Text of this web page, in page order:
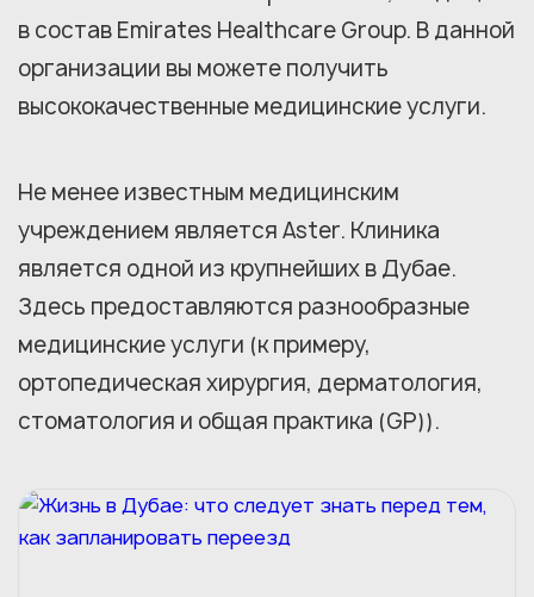
в состав Emirates Healthcare Group. В данной
организации вы можете получить
высококачественные медицинские услуги.
Не менее известным медицинским
учреждением является Aster. Клиника
является одной из крупнейших в Дубае.
Здесь предоставляются разнообразные
медицинские услуги (к примеру,
ортопедическая хирургия, дерматология,
стоматология и общая практика (GP)).